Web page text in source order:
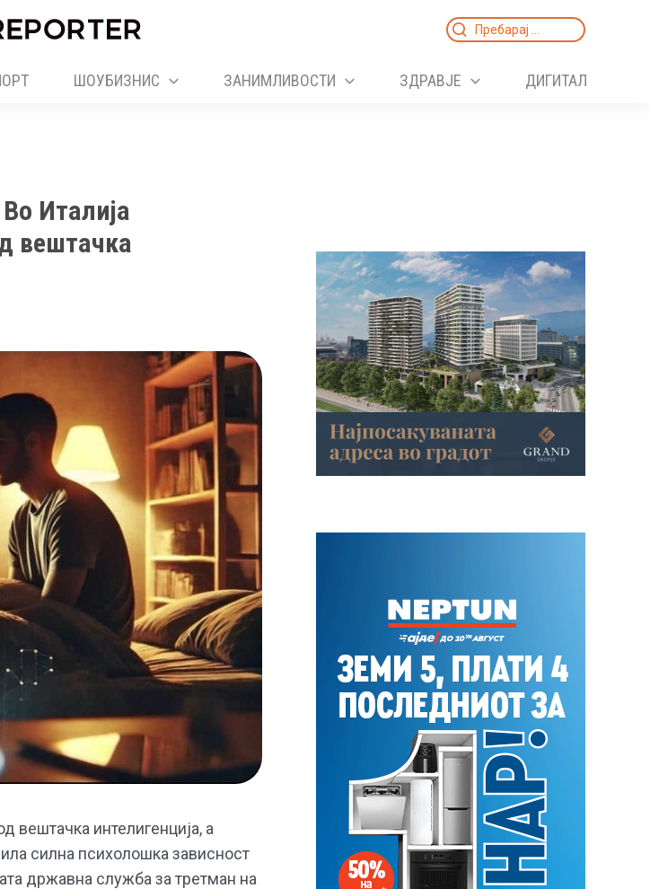
Search
ШОУБИЗНИС ЗАНИМЛИВОСТИ ЗДРАВЈЕ ДИГИТАЛ
Италија
вештачка
вештачка интелигенција, а
силна психолошка зависност
државна служба за третман на